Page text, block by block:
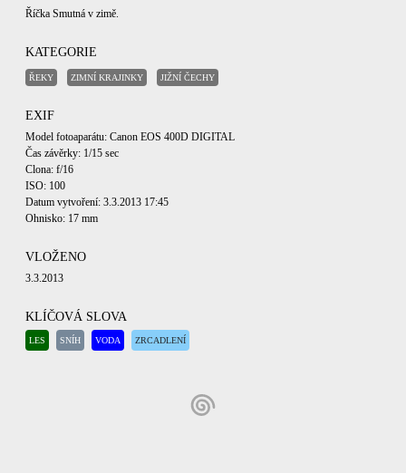
Říčka Smutná v zimě.
KATEGORIE
ŘEKY ZIMNÍ KRAJINKY JIŽNÍ ČECHY
EXIF
Model fotoaparátu: Canon EOS 400D DIGITAL
Čas závěrky: 1/15 sec
Clona: f/16
ISO: 100
Datum vytvoření: 3.3.2013 17:45
Ohnisko: 17 mm
VLOŽENO
3.3.2013
KLÍČOVÁ SLOVA
LES SNÍH VODA ZRCADLENÍ